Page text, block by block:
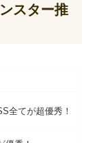
スター推
全てが超優秀！